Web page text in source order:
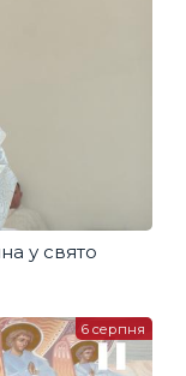
у свято
6 серпня